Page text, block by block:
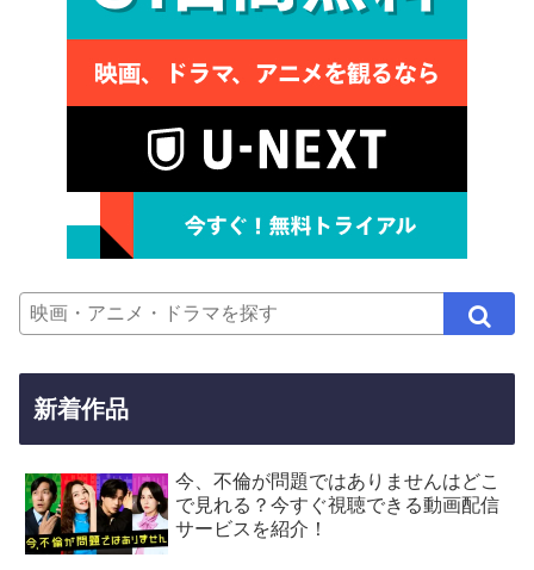
新着作品
今、不倫が問題ではありませんはどこ
で見れる？今すぐ視聴できる動画配信
サービスを紹介！